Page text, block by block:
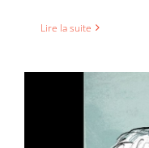
Lire la suite